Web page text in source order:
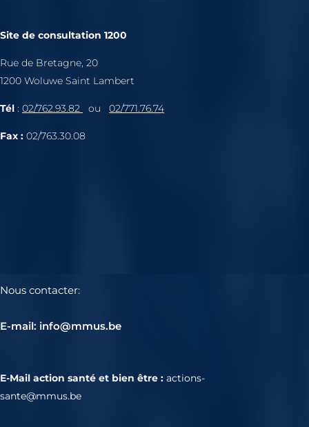
Site de consultation 1200
Rue de Bretagne, 20
1200 Woluwe Saint Lambert
Tél : 02/762.93.82 ou 02/771.76.74
Fax : 02/763.30.08
Nous contacter:
E-mail: info@mmus.be
E-Mail action santé et bien être : actions-
sante@mmus.be